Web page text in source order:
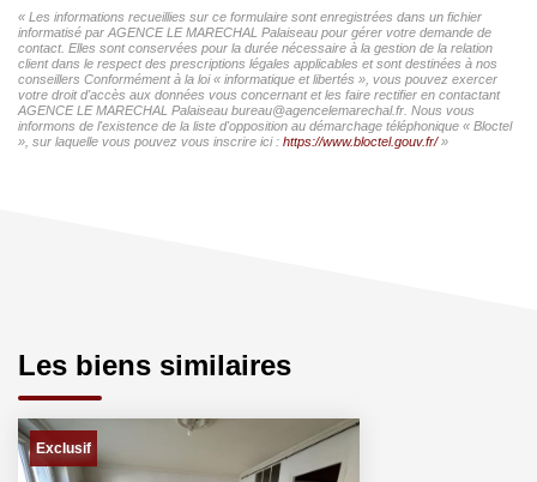
« Les informations recueillies sur ce formulaire sont enregistrées dans un fichier
informatisé par AGENCE LE MARECHAL Palaiseau pour gérer votre demande de
contact. Elles sont conservées pour la durée nécessaire à la gestion de la relation
client dans le respect des prescriptions légales applicables et sont destinées à nos
conseillers Conformément à la loi « informatique et libertés », vous pouvez exercer
votre droit d'accès aux données vous concernant et les faire rectifier en contactant
AGENCE LE MARECHAL Palaiseau bureau@agencelemarechal.fr. Nous vous
informons de l'existence de la liste d'opposition au démarchage téléphonique « Bloctel
», sur laquelle vous pouvez vous inscrire ici : https://www.bloctel.gouv.fr/»
Les biens similaires
Exclusif